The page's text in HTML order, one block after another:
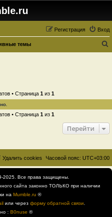
Вход
Регистрация
темы
• Страница 1из 1
• Страница 1из 1
Перейти
Часовой пояс: UTC+03:00
Удалить cookies
2025. Все права защищены.
сайта законно ТОЛЬКО при наличии
на Mumble.ru ®
или через форму обратной связи
: B0nuse ®